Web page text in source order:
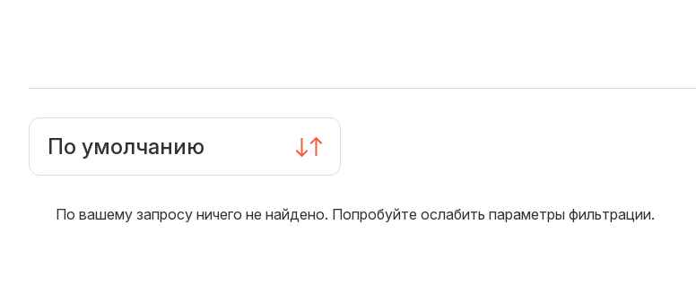
По умолчанию
По вашему запросу ничего не найдено. Попробуйте ослабить параметры фильтрации.